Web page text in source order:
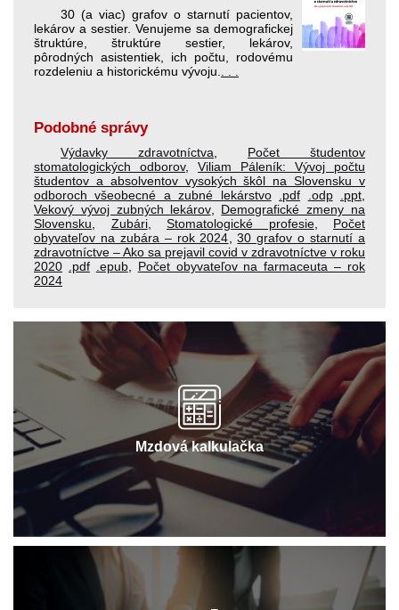
30 (a viac) grafov o starnutí pacientov,
lekárov a sestier. Venujeme sa demografickej
štruktúre, štruktúre sestier, lekárov,
pôrodných asistentiek, ich počtu, rodovému
rozdeleniu a historickému vývoju.. . .
Podobné správy
Výdavky zdravotníctva, Počet študentov
stomatologických odborov, Viliam Páleník: Vývoj počtu
študentov a absolventov vysokých škôl na Slovensku v
odboroch všeobecné a zubné lekárstvo .pdf .odp .ppt,
Vekový vývoj zubných lekárov, Demografické zmeny na
Slovensku, Zubári, Stomatologické profesie, Počet
obyvateľov na zubára – rok 2024,30 grafov o starnutí a
zdravotníctve – Ako sa prejavil covid v zdravotníctve v roku
2020 .pdf .epub, Počet obyvateľov na farmaceuta – rok
2024
Mzdová kalkulačka